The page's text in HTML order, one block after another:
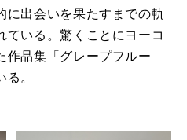
に出会いを果たすまでの軌
ている。驚くことにヨーコ
作品集「グレープフルー
。